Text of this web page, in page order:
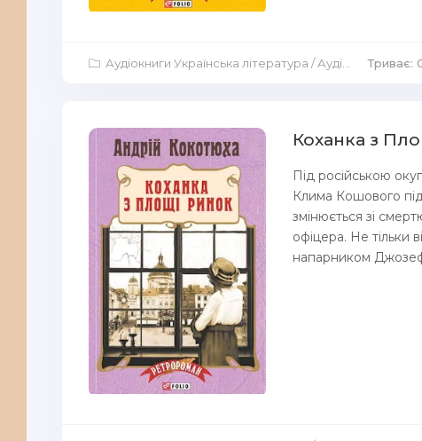
Аудіокниги Українська література /Аудіокниги Аудіо-вистави Триває:
Коханка з
Під російською
Клима Кошового
змінюється зі
офіцера. Не тільки
напарником